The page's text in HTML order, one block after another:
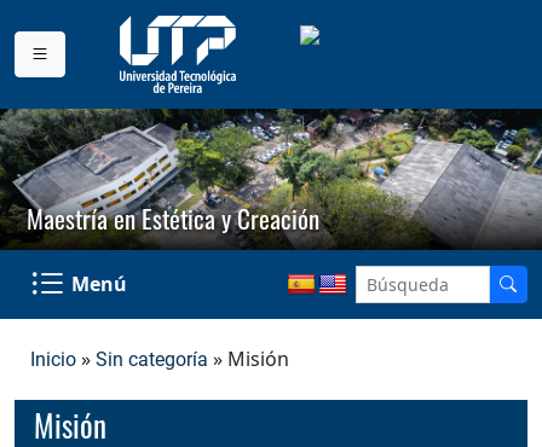
Maestría en Estética y Creación
Menú
Inicio » Sin categoría » Misión
Misión